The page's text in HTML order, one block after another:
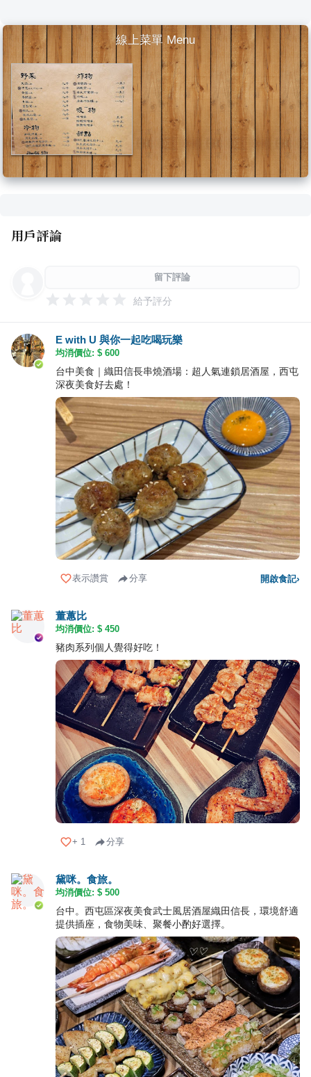
線上菜單 Menu
用戶評論
留下評論
給予評分
E with U 與你一起吃喝玩樂
均消價位: $ 600
台中美食｜織田信長串燒酒場：超人氣連鎖居酒屋，西屯
深夜美食好去處！
表示讚賞 分享 開啟食記›
董蕙比
均消價位: $ 450
豬肉系列個人覺得好吃！
+ 1 分享
黛咪。食旅。
均消價位: $ 500
台中。西屯區深夜美食武士風居酒屋織田信長，環境舒適
提供插座，食物美味、聚餐小酌好選擇。